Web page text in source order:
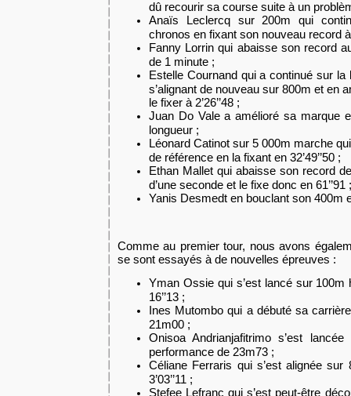
dû recourir sa course suite à un
Anaïs Leclercq sur 200m qui
chronos en fixant son nouveau record à
Fanny Lorrin qui abaisse son record
de 1 minute ;
Estelle Cournand qui a continué sur
s’alignant de nouveau sur 800m et en
le fixer à 2’26’’48 ;
Juan Do Vale a amélioré sa marque
longueur ;
Léonard Catinot sur 5 000m marche
de référence en la fixant en 32’49’’50 ;
Ethan Mallet qui abaisse son record
d’une seconde et le fixe donc en 61’’91 ;
Yanis Desmedt en bouclant son 400m
Comme au premier tour, nous avons
se sont essayés à de nouvelles épreuves :
Yman Ossie qui s’est lancé sur 100m
16’’13 ;
Ines Mutombo qui a débuté sa
21m00 ;
Onisoa Andrianjafitrimo s’est
performance de 23m73 ;
Céliane Ferraris qui s’est alignée sur
3’03’’11 ;
Stefee Lefranc qui s’est peut-être